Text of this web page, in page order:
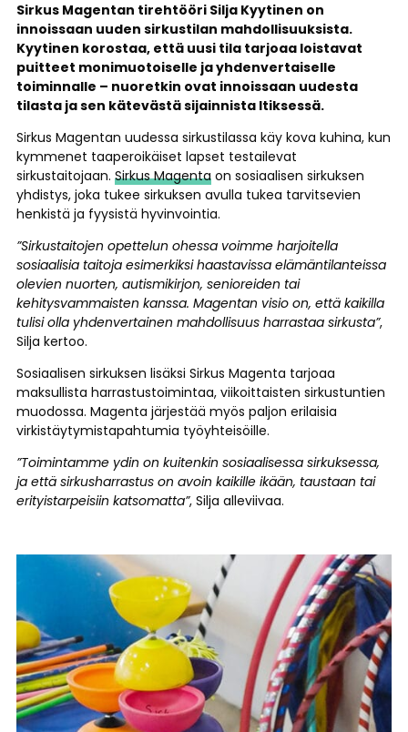
Sirkus Magentan tirehtööri Silja Kyytinen on
innoissaan uuden sirkustilan mahdollisuuksista.
Kyytinen korostaa, että uusi tila tarjoaa loistavat
puitteet monimuotoiselle ja yhdenvertaiselle
toiminnalle – nuoretkin ovat innoissaan uudesta
tilasta ja sen kätevästä sijainnista Itiksessä.
Sirkus Magentan uudessa sirkustilassa käy kova kuhina, kun
kymmenet taaperoikäiset lapset testailevat
sirkustaitojaan. Sirkus Magenta on sosiaalisen sirkuksen
yhdistys, joka tukee sirkuksen avulla tukea tarvitsevien
henkistä ja fyysistä hyvinvointia.
”Sirkustaitojen opettelun ohessa voimme harjoitella
sosiaalisia taitoja esimerkiksi haastavissa elämäntilanteissa
olevien nuorten, autismikirjon, senioreiden tai
kehitysvammaisten kanssa. Magentan visio on, että kaikilla
tulisi olla yhdenvertainen mahdollisuus harrastaa sirkusta”,
Silja kertoo.
Sosiaalisen sirkuksen lisäksi Sirkus Magenta tarjoaa
maksullista harrastustoimintaa, viikoittaisten sirkustuntien
muodossa. Magenta järjestää myös paljon erilaisia
virkistäytymistapahtumia työyhteisöille.
”Toimintamme ydin on kuitenkin sosiaalisessa sirkuksessa,
ja että sirkusharrastus on avoin kaikille ikään, taustaan tai
erityistarpeisiin katsomatta”, Silja alleviivaa.